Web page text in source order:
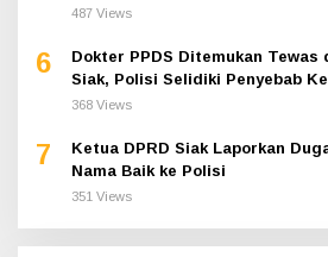
487 Views
6
Dokter PPDS Ditemukan Tewas
Siak, Polisi Selidiki Penyebab
368 Views
7
Ketua DPRD Siak Laporkan
Nama Baik ke Polisi
351 Views